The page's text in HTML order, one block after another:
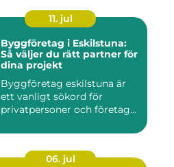
11. jul
Byggföretag i Eskilstuna:
Så väljer du rätt partner för
dina projekt
Byggföretag eskilstuna är
ett vanligt sökord för
privatpersoner och företag...
06. jul